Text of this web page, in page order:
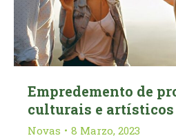
Empredemento de
culturais e
Novas 8 Marzo, 2023